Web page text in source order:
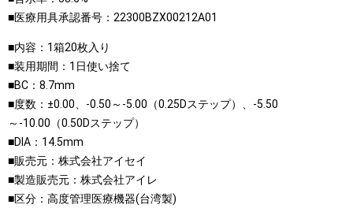
■医療用具承認番号：22300BZX00212A01
■内容：1箱20枚入り
■装用期間：1日使い捨て
■BC：8.7mm
■度数：±0.00、-0.50～-5.00（0.25Dステップ）、-5.50
～-10.00（0.50Dステップ）
■DIA：14.5mm
■販売元：株式会社アイセイ
■製造販売元：株式会社アイレ
■区分：高度管理医療機器(台湾製)